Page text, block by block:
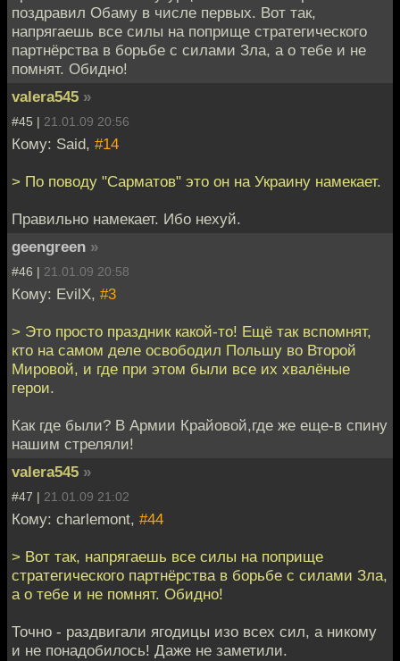
поздравил Обаму в числе первых. Вот так,
напрягаешь все силы на поприще стратегического
партнёрства в борьбе с силами Зла, а о тебе и не
помнят. Обидно!
valera545 »
#45 | 21.01.09 20:56
Кому: Said, #14
> По поводу "Сарматов" это он на Украину намекает.
Правильно намекает. Ибо нехуй.
geengreen »
#46 | 21.01.09 20:58
Кому: EvilX, #3
> Это просто праздник какой-то! Ещё так вспомнят,
кто на самом деле освободил Польшу во Второй
Мировой, и где при этом были все их хвалёные
герои.
Как где были? В Армии Крайовой,где же еще-в спину
нашим стреляли!
valera545 »
#47 | 21.01.09 21:02
Кому: charlemont, #44
> Вот так, напрягаешь все силы на поприще
стратегического партнёрства в борьбе с силами Зла,
а о тебе и не помнят. Обидно!
Точно - раздвигали ягодицы изо всех сил, а никому
и не понадобилось! Даже не заметили.